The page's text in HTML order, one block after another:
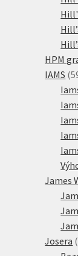
HPM
IAMS
James
Josera